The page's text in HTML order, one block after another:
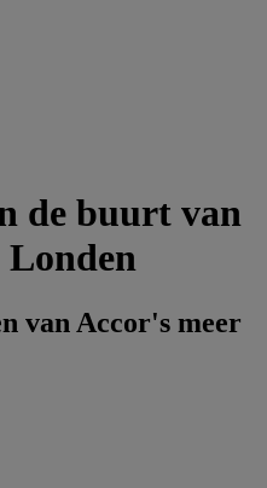
de buurt van
Londen
van Accor's meer